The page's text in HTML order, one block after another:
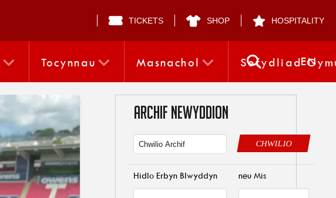
TICKETS SHOP HOSPITALITY
Tocynnau Masnachol SefydliadEN
ARCHIF NEWYDDION
CHWILIO
Hidlo Erbyn Blwyddyn neu Mis